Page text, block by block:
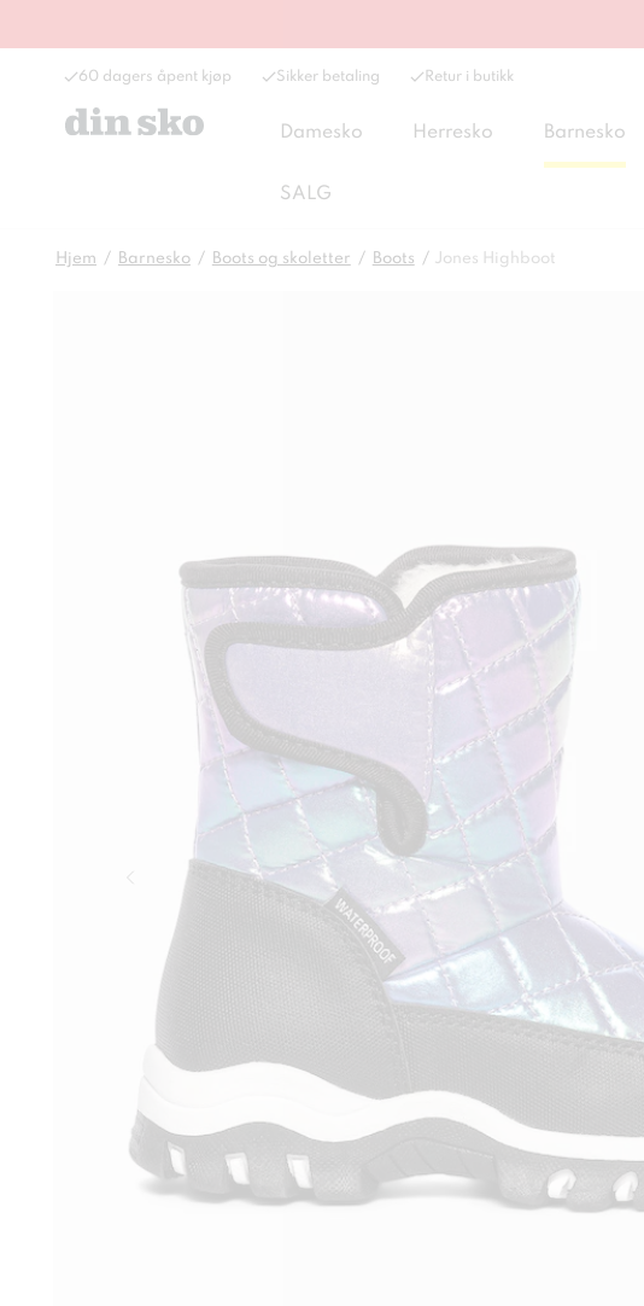
60 dagers åpent kjøp Sikker betaling Retur i butikk
Damesko Herresko Barnesko
SALG
Hjem Barnesko Boots og skoletter Boots Jones Highboot